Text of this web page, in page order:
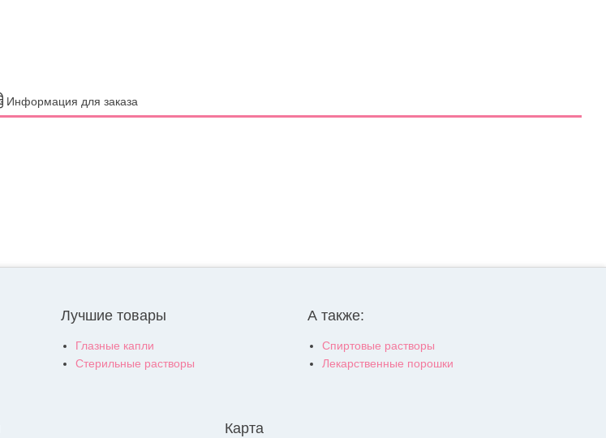
Информация для заказа
Лучшие товары
Глазные капли
Стерильные растворы
А также:
Спиртовые растворы
Лекарственные порошки
Карта